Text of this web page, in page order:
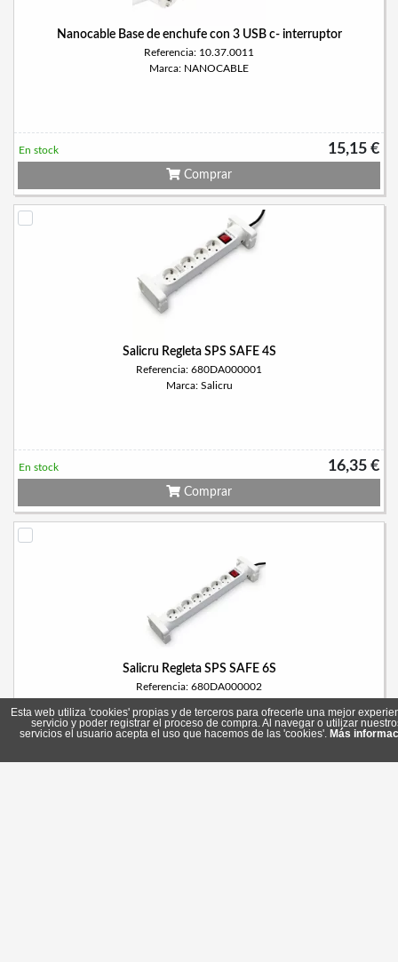
Nanocable Base de enchufe con 3 USB c- interruptor
Referencia: 10.37.0011
Marca: NANOCABLE
15,15 €
En stock
Comprar
Salicru Regleta SPS SAFE 4S
Referencia: 680DA000001
Marca: Salicru
16,35 €
En stock
Comprar
Salicru Regleta SPS SAFE 6S
Referencia: 680DA000002
Esta web utiliza 'cookies' propias y de terceros para ofrecerle una mejor
servicio y poder registrar el proceso de compra. Al navegar o utilizar
servicios el usuario acepta el uso que hacemos de las 'cookies'. Más